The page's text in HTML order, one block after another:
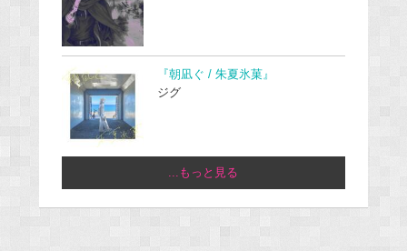
『朝凪ぐ / 朱夏氷菓』
ジグ
...もっと見る